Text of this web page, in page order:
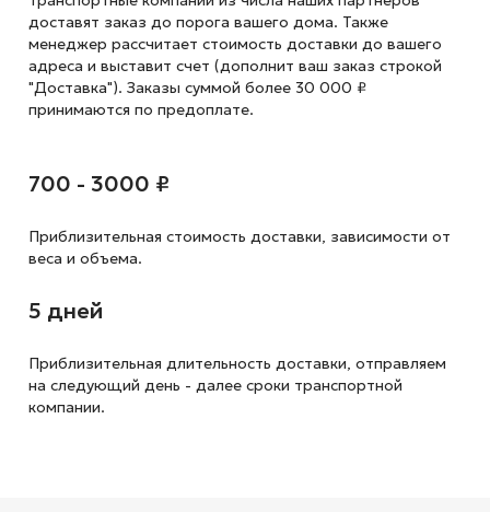
доставят заказ до порога вашего дома. Также
менеджер рассчитает стоимость доставки до вашего
адреса и выставит счет (дополнит ваш заказ строкой
"Доставка"). Заказы суммой более 30 000 ₽
принимаются по предоплате.
700 - 3000 ₽
Приблизительная стоимость доставки, зависимости от
веса и объема.
5 дней
Приблизительная длительность доставки, отправляем
на следующий день - далее сроки транспортной
компании.